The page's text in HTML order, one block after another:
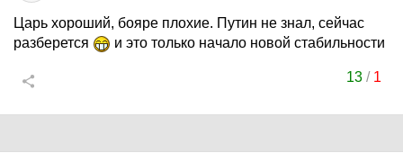
Царь хороший, бояре плохие. Путин не знал, сейчас
разберется
и это только начало новой стабильности
13 / 1